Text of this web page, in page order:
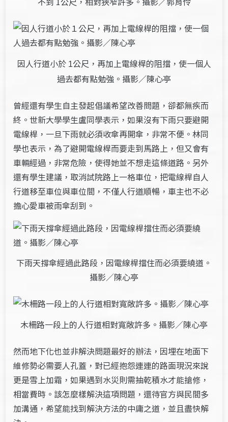
因人行道小於 1公尺，再加上電線桿的阻擋，使一個人
過去都有點勉強。攝影／陳心亭
曾經還有學生自主發起倡議希望改善問題，卻都無疾而
終。世新大學學生盧同學表示，如果沒有下雨只要避開
電線桿，一旦下雨就必須收傘再開傘，非常不便。林同
學也表示，為了避開電線桿而要走到馬路上，但又會有
車輛經過，非常危險，使得她並不想走這條道路。另外
還有學生建議，取消試院路上一格車位，把電線桿自人
行道移至車位與車位間，不僅人行道順暢，車主也不必
擔心愛車被雨傘刮到。
下雨天撐傘經過此路段，因電線桿擋住而必須要繞道。
攝影／陳心亭
木柵路一段上的人行道相對寬敞許多。攝影／陳心亭
然而地下化也並非解決問題最好的辦法，因埋在地面下
維修勢必需要人孔蓋，對已經抱怨連連的路面現況來說
更是雪上加霜，如果遇到水災則需抽乾積水才能搶修，
相當費時。該怎麼樣解決這項問題，還待官方與民間多
加溝通，希望能找到解決方法的中庸之道，並且盡快解